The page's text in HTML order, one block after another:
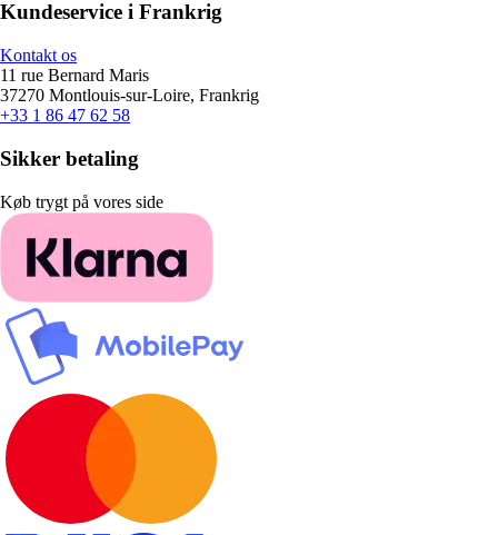
Kundeservice i Frankrig
Kontakt os
11 rue Bernard Maris
37270 Montlouis-sur-Loire, Frankrig
+33 1 86 47 62 58
Sikker betaling
Køb trygt på vores side